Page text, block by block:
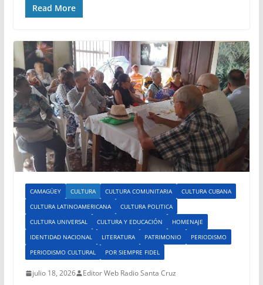
Read More
CAMAGÜEY CULTURA CULTURA COMUNITARIA
CULTURA CUBANA
CULTURA LATINOAMERICANA
CULTURA POLITICA
CULTURA UNIVERSAL
CULTURA Y EDUCACIÓN
HOMENAJE
IDENTIDAD NACIONAL
LITERATURA PATRIMONIO
PERIODISMO
PERIODISMO CULTURAL
POR SIEMPRE FIDEL
julio 18, 2026 Editor Web Radio Santa Cruz